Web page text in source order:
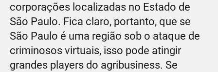
corporações localizadas no Estado de
São Paulo. Fica claro, portanto, que se
São Paulo é uma região sob o ataque de
criminosos virtuais, isso pode atingir
grandes players do agribusiness. Se